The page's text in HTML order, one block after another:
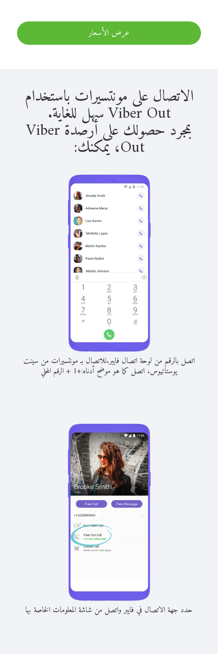
عرض الأسعار
الاتصال على مونتسيرات باستخدام
Viber Out سهل للغاية.
بمجرد حصولك على أرصدة Viber
Out، يمكنك:
اتصل بالرقم من لوحة اتصال فايبر.للاتصال بـ مونتسيرات من سينت
يوستاتيوس، اتصل كما هو موضح أدناه:+
1
+الرقم المحلي
حدد جهة الاتصال في فايبر واتصل من شاشة المعلومات الخاصة بها